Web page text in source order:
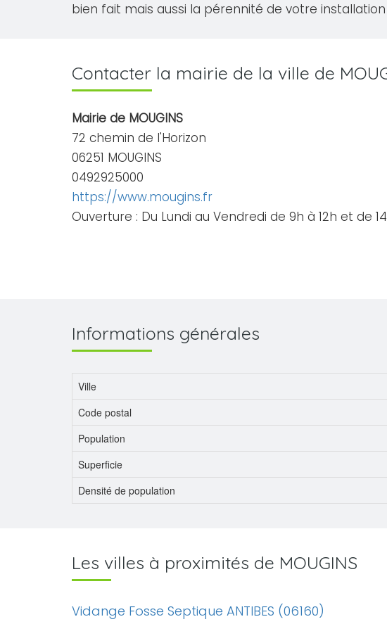
bien fait mais aussi la pérennité de votre installation
Contacter la mairie de la ville de
Mairie de MOUGINS
72 chemin de l'Horizon
06251 MOUGINS
0492925000
https://www.mougins.fr
Ouverture : Du Lundi au Vendredi de 9h à 12h et de
Informations générales
Ville
Code postal
Population
Superficie
Densité de population
Les villes à proximités de MOUGINS
Vidange Fosse Septique ANTIBES (06160)